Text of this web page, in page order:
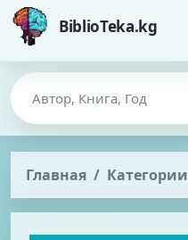
BiblioTeka.kg
Главная Категории